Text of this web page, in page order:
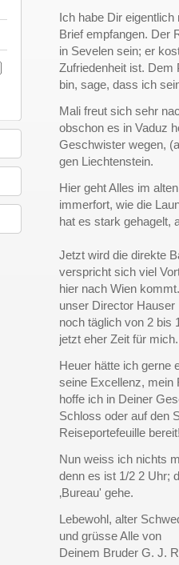
Ich habe Dir
Brief empfangen. Der
in Sevelen sein; er
Zufriedenheit ist. Dem
bin, sage, dass ich
Mali freut sich sehr
obschon es in Vaduz
Geschwister wegen,
gen Liechtenstein.
Hier geht Alles im
immerfort, wie die
hat es stark gehagelt,
Jetzt wird die direkte
verspricht sich viel
hier nach Wien
unser Director
noch täglich von 2 bis
jetzt eher Zeit für mich.
Heuer hätte ich gerne
seine Excellenz, mein
hoffe ich in Deiner
Schloss oder auf den
Reiseportefeuille
Nun weiss ich nichts
denn es ist 1/2 2 Uhr;
‚Bureau' gehe.
Lebewohl, alter
und grüsse Alle von
Deinem Bruder G. J.